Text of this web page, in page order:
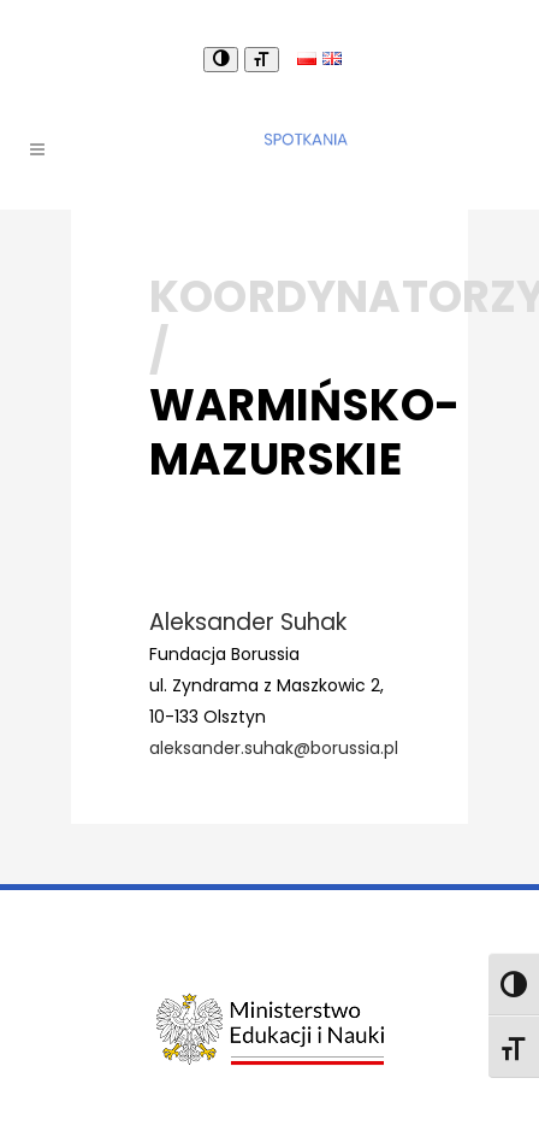
/
WARMIŃSKO-
MAZURSKIE
Aleksander Suhak
Fundacja Borussia
ul. Zyndrama z Maszkowic 2,
10-133 Olsztyn
aleksander.suhak@borussia.pl